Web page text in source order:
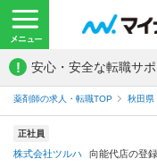
! 安心・安全な転職サ
薬剤師の求人・転職TOP 秋田県
正社員
株式会社ツルハ 向能代店の登